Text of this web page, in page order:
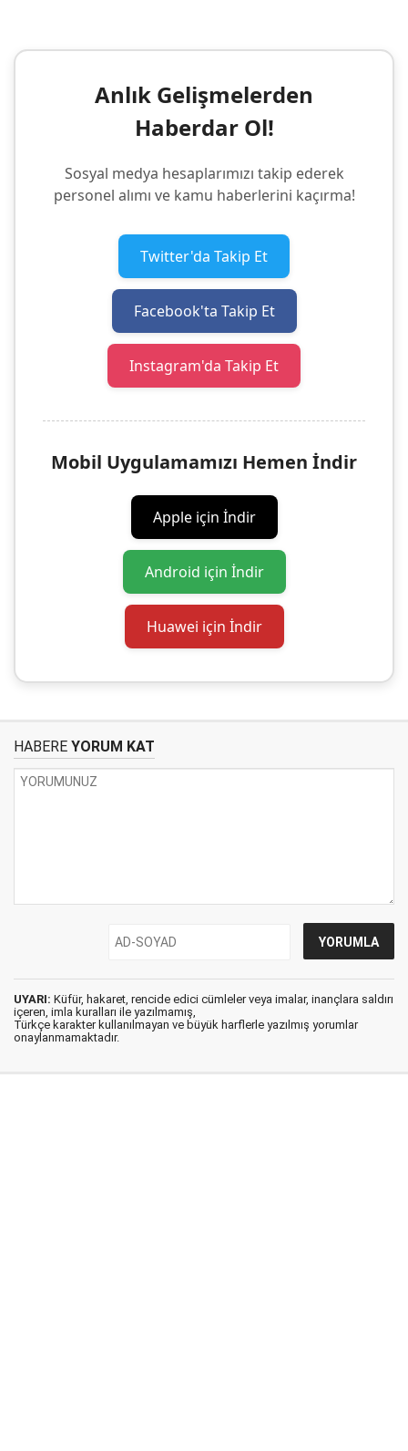
Anlık Gelişmelerden
Haberdar Ol!
Sosyal medya hesaplarımızı takip ederek
personel alımı ve kamu haberlerini kaçırma!
Twitter'da Takip Et
Facebook'ta Takip Et
Instagram'da Takip Et
Mobil Uygulamamızı Hemen İndir
Apple için İndir
Android için İndir
Huawei için İndir
HABERE YORUM KAT
UYARI: Küfür, hakaret, rencide edici cümleler veya imalar, inançlara saldırı
içeren, imla kuralları ile yazılmamış,
Türkçe karakter kullanılmayan ve büyük harflerle yazılmış yorumlar
onaylanmamaktadır.